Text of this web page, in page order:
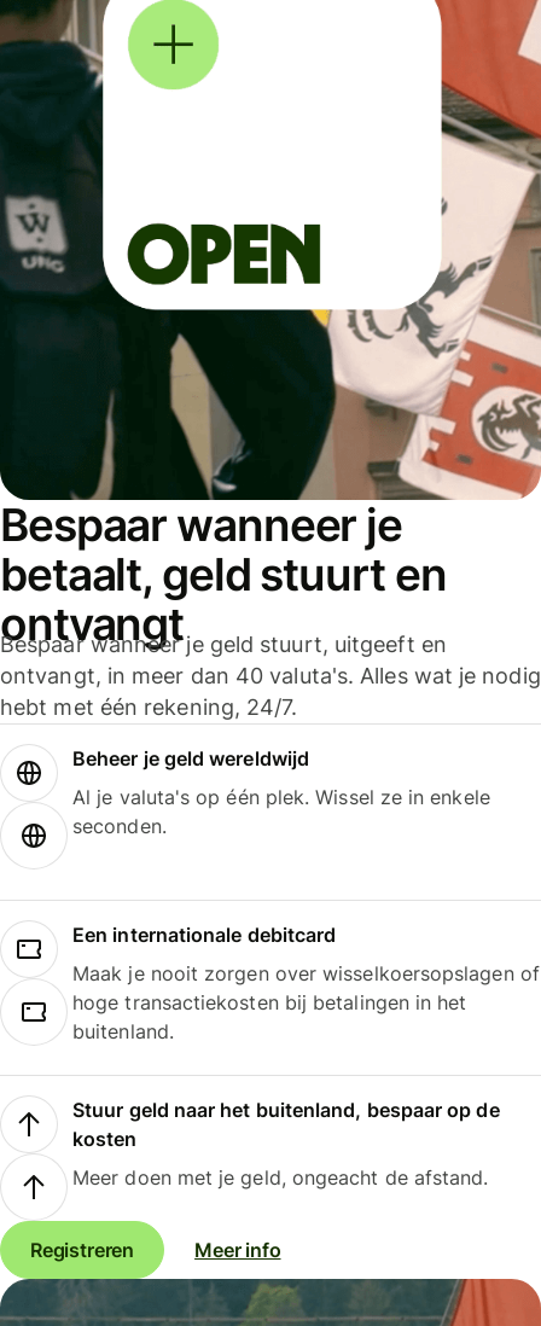
Bespaar wanneer je
betaalt, geld stuurt en
ontvangt
Bespaar wanneer je geld stuurt, uitgeeft en
ontvangt, in meer dan 40 valuta's. Alles wat je nodig
hebt met één rekening, 24/7.
Beheer je geld wereldwijd
Al je valuta's op één plek. Wissel ze in enkele
seconden.
Een internationale debitcard
Maak je nooit zorgen over wisselkoersopslagen of
hoge transactiekosten bij betalingen in het
buitenland.
Stuur geld naar het buitenland, bespaar op de
kosten
Meer doen met je geld, ongeacht de afstand.
Registreren Meer info